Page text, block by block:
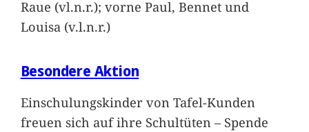
Raue (vl.n.r.); vorne Paul, Bennet und
Louisa (v.l.n.r.)
Besondere Aktion
Einschulungskinder von Tafel-Kunden
freuen sich auf ihre Schultüten – Spende